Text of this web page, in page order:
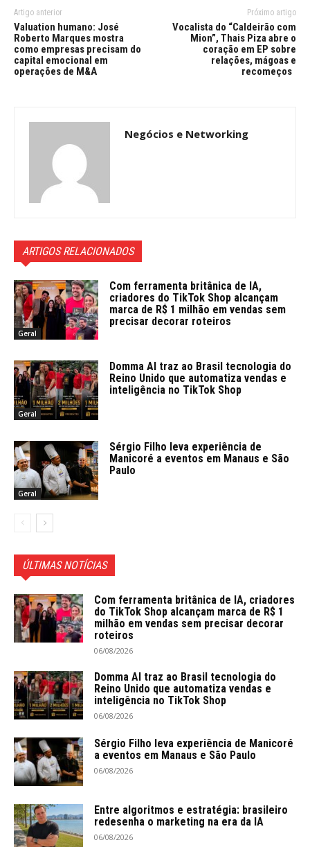
Artigo anterior
Valuation humano: José
Roberto Marques mostra
como empresas precisam do
capital emocional em
operações de M&A
Próximo artigo
Vocalista do “Caldeirão com
Mion”, Thais Piza abre o
coração em EP sobre
relações, mágoas e
recomeços
Negócios e Networking
ARTIGOS RELACIONADOS
Geral
Com ferramenta britânica de IA,
criadores do TikTok Shop alcançam
marca de R$ 1 milhão em vendas sem
precisar decorar roteiros
Geral
Domma AI traz ao Brasil tecnologia do
Reino Unido que automatiza vendas e
inteligência no TikTok Shop
Geral
Sérgio Filho leva experiência de
Manicoré a eventos em Manaus e São
Paulo
ÚLTIMAS NOTÍCIAS
Com ferramenta britânica de IA, criadores
do TikTok Shop alcançam marca de R$ 1
milhão em vendas sem precisar decorar
roteiros
06/08/2026
Domma AI traz ao Brasil tecnologia do
Reino Unido que automatiza vendas e
inteligência no TikTok Shop
06/08/2026
Sérgio Filho leva experiência de Manicoré
a eventos em Manaus e São Paulo
06/08/2026
Entre algoritmos e estratégia: brasileiro
redesenha o marketing na era da IA
06/08/2026